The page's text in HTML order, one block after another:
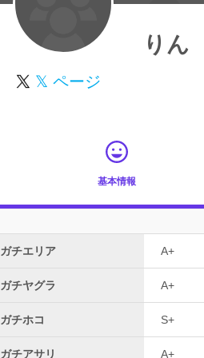
りん
𝕏 ページ
基本情報
ガチエリア A+
ガチヤグラ A+
ガチホコ S+
ガチアサリ A+